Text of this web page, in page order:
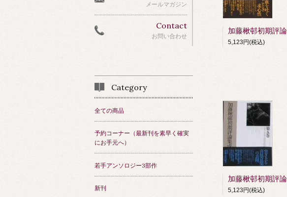
5,123円(税込)
5,123円(税込)
メールマガジン
Contact
お問い合わせ
Category
全ての商品
予約コーナー（最新刊を素早く確実
にお手元へ）
若手アンソロジー3部作
新刊